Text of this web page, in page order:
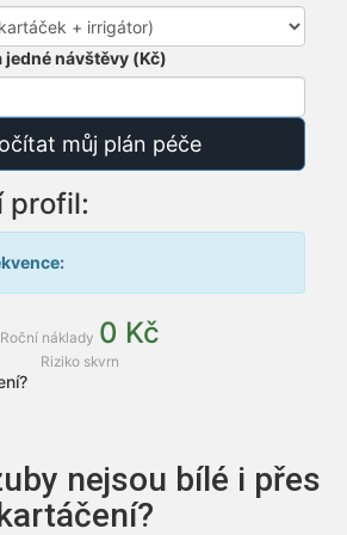
jedné návštěvy (Kč)
můj plán péče
profil:
Roční náklady 0 Kč
Riziko skvrn
nejsou bílé i přes